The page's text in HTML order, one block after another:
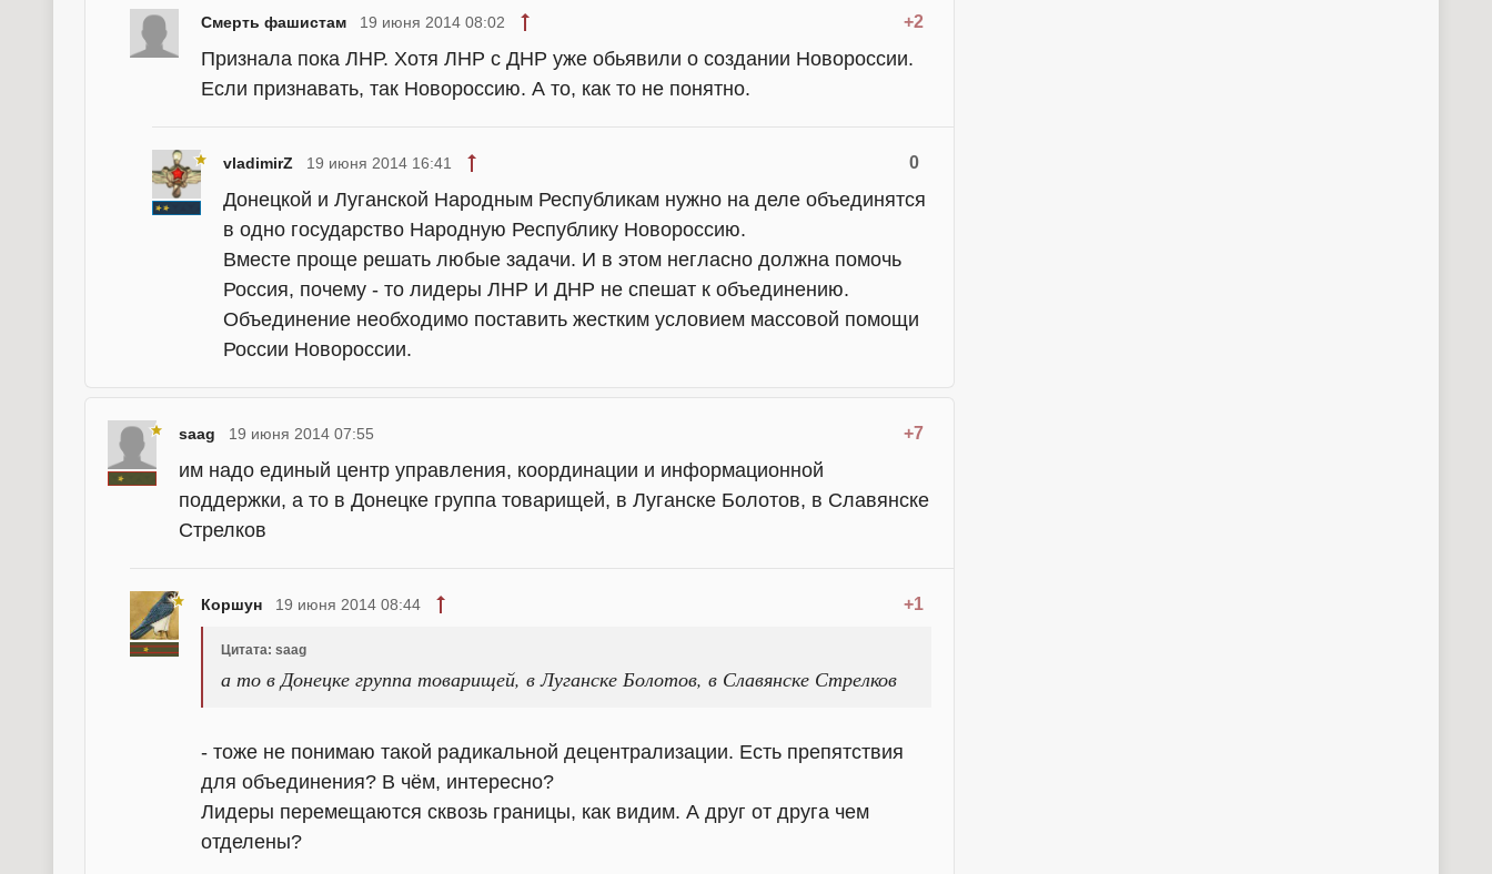
Смерть фашистам +2
19 июня 2014 08:02
Признала пока ЛНР. Хотя ЛНР с ДНР уже обьявили о создании Новороссии.
Если признавать, так Новороссию. А то, как то не понятно.
vladimirZ 0
19 июня 2014 16:41
Донецкой и Луганской Народным Республикам нужно на деле объединятся
в одно государство Народную Республику Новороссию.
Вместе проще решать любые задачи. И в этом негласно должна помочь
Россия, почему - то лидеры ЛНР И ДНР не спешат к объединению.
Объединение необходимо поставить жестким условием массовой помощи
России Новороссии.
saag +7
19 июня 2014 07:55
им надо единый центр управления, координации и информационной
поддержки, а то в Донецке группа товарищей, в Луганске Болотов, в Славянске
Стрелков
Коршун +1
19 июня 2014 08:44
Цитата: saag
а то в Донецке группа товарищей, в Луганске Болотов, в Славянске Стрелков
- тоже не понимаю такой радикальной децентрализации. Есть препятствия
для объединения? В чём, интересно?
Лидеры перемещаются сквозь границы, как видим. А друг от друга чем
отделены?